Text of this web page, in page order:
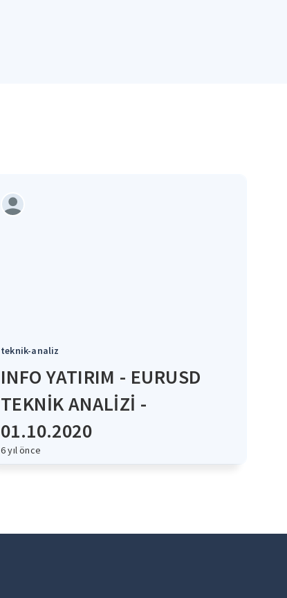
teknik-analiz
INFO YATIRIM - EURUSD
TEKNİK ANALİZİ -
01.10.2020
6 yıl önce